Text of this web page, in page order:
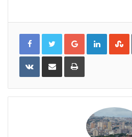
Google+
VKontakteShare
Email
Print